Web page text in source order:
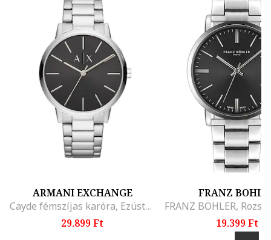
ARMANI EXCHANGE
Cayde fémszíjas karóra, Ezüstszín
29.899 Ft
FRANZ
19.399 Ft